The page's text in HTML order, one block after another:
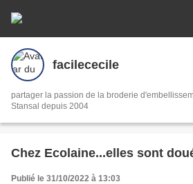
facilececile
partager la passion de la broderie
Stansal depuis 2004
Chez Ecolaine...elles sont
Publié le 31/10/2022 à 13:03